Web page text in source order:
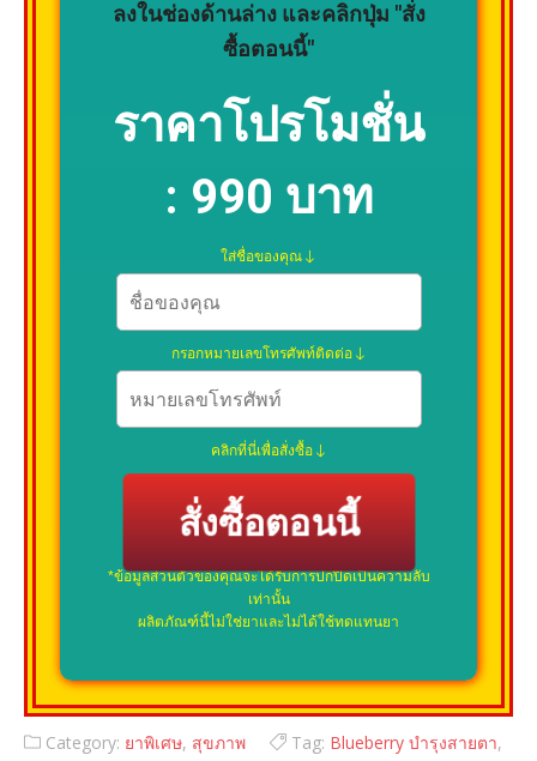
ลงในช่องด้านล่าง และคลิกปุ่ม "สั่ง
ซื้อตอนนี้"
ราคาโปรโมชั่น
: 990 บาท
ใส่ชื่อของคุณ
กรอกหมายเลขโทรศัพท์ติดต่อ
คลิกที่นี่เพื่อสั่งซื้อ
สั่งซื้อตอนนี้
*ข้อมูลส่วนตัวของคุณจะได้รับการปกปิดเป็นความลับ
เท่านั้น
ผลิตภัณฑ์นี้ไม่ใช่ยาและไม่ได้ใช้ทดแทนยา
Category: ยาพิเศษ, สุขภาพ Tag: Blueberry บำรุงสายตา,